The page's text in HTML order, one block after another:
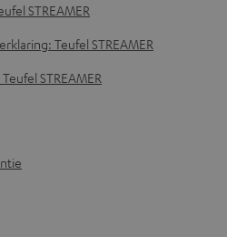
STREAMER
Teufel STREAMER
STREAMER